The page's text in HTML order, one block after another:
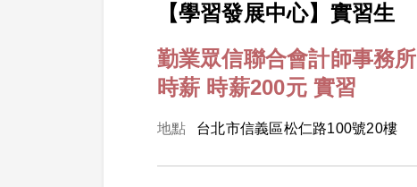
【學習發展中心】實習生
勤業眾信聯合會計師事務所
時薪 時薪200元 實習
地點 台北市信義區松仁路100號20樓